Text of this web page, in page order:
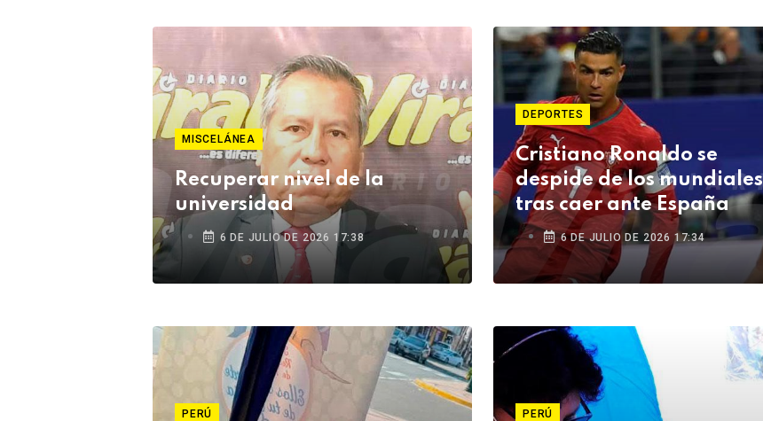
MISCELÁNEA
Recuperar nivel de la
universidad
6 DE JULIO DE 2026 17:38
DEPORTES
Cristiano Ronaldo se
despide de los mundiales
tras caer ante España
6 DE JULIO DE 2026 17:34
PERÚ PERÚ